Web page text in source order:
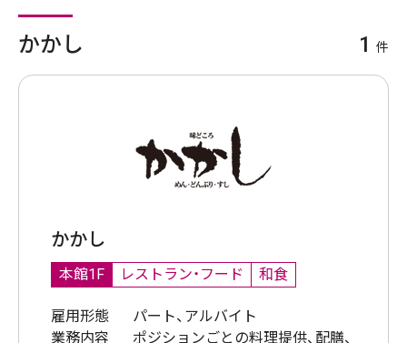
かかし 1 件
かかし
本館1F レストラン・フード 和食
雇用形態
パート、アルバイト
業務内容
ポジションごとの料理提供、配膳、